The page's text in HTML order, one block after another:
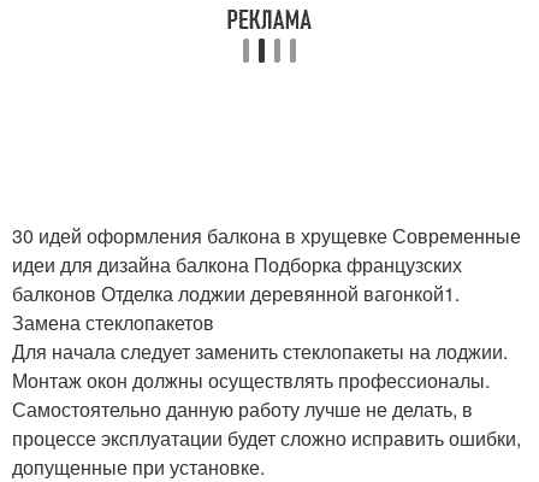
30 идей оформления балкона в хрущевке Современные
идеи для дизайна балкона Подборка французских
балконов Отделка лоджии деревянной вагонкой1.
Замена стеклопакетов
Для начала следует заменить стеклопакеты на лоджии.
Монтаж окон должны осуществлять профессионалы.
Самостоятельно данную работу лучше не делать, в
процессе эксплуатации будет сложно исправить ошибки,
допущенные при установке.